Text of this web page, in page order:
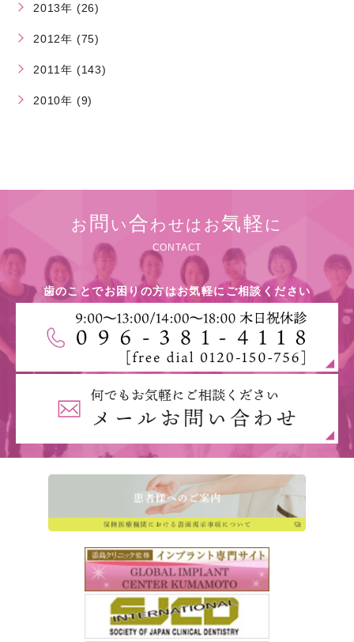
2013年 (26)
2012年 (75)
2011年 (143)
2010年 (9)
お 問 い合わせはお気軽 に
CONTACT
歯のことでお困りの方はお気軽にご相談ください